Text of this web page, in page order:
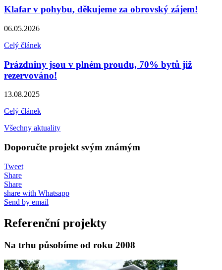
Klafar v pohybu, děkujeme za obrovský zájem!
06.05.2026
Celý článek
Prázdniny jsou v plném proudu, 70% bytů již
rezervováno!
13.08.2025
Celý článek
Všechny aktuality
Doporučte projekt svým známým
Tweet
Share
Share
share with Whatsapp
Send by email
Referenční projekty
Na trhu působíme od roku 2008